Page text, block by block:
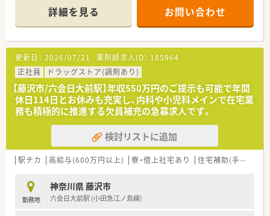
■藤沢駅から歩いてすぐの好立地！通勤ストレスなく通えます。
■眼科, 内科, 外科, 皮膚科を中心に面で応需しております。
■処方箋枚数が多く、調剤業務に専念していただける環境です◎
■調剤、OTC、コスメ、漢方まで豊富な商品の取り扱いがござい
ます。
≪こんな企業です≫
■昭和31年に創業して以来、湘南エリアを中心にドラッグスト
アを展開しております。
■本社を構えている藤沢地区を中心に店舗展開しており、隣接の
湘南エリア、東京を含めて20店舗以上を運営しております。
調剤併設店は十数店舗展開中です！
■「湘南」の地を軸に、薬局を単にお薬を販売する場所と考える
のではなく、
お客さまの健康で美しい暮らしをサポートさせていただく場
■教育研修については、全薬剤師・調剤スタッフを対象に毎月1
回程度開催。
調剤業務全般を向上させるための意見交換や提案、新薬につい
詳細を見る お問い合わせ
更新日： 2026/07/21 薬剤師求人ID： 185964
正社員
ドラッグストア(調剤あり)
【藤沢市/六会日大前駅】年収550万円のご提示も可能で年間
休日114日とお休みも充実し、内科や小児科メインで在宅業
務も積極的に推進する欠員補充の急募求人です。
検討リストに追加
駅チカ 高給与(600万円以上) 寮・借上社宅あり 住宅補助(手当)あり
勤務地
神奈川県 藤沢市
六会日大前駅 (小田急江ノ島線)